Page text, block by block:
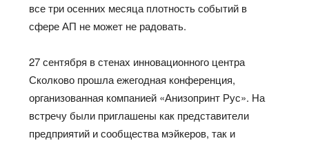
все три осенних месяца плотность событий в
сфере АП не может не радовать.
27 сентября в стенах инновационного центра
Сколково прошла ежегодная конференция,
организованная компанией «Анизопринт Рус». На
встречу были приглашены как представители
предприятий и сообщества мэйкеров, так и